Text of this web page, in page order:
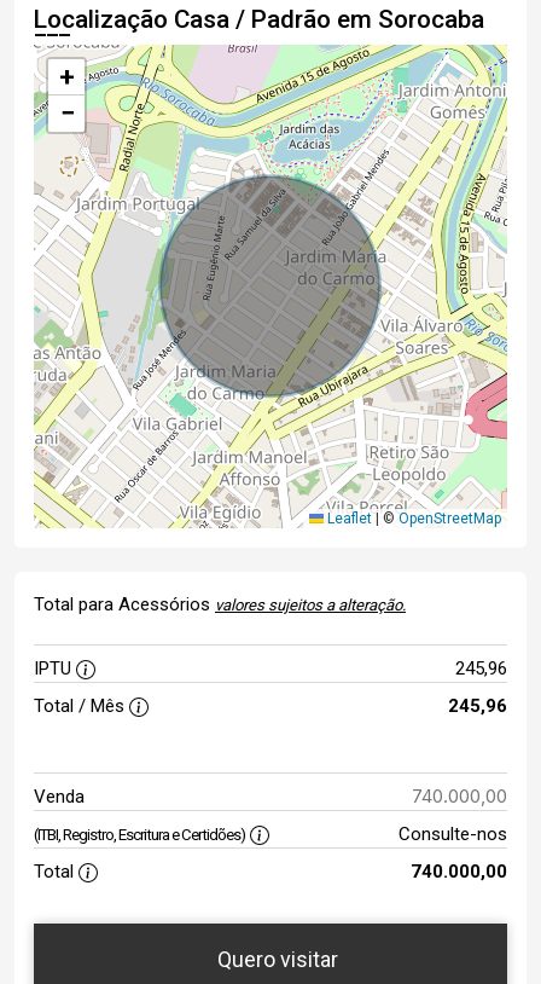
Localização Casa / Padrão em Sorocaba
+
−
Leaflet © OpenStreetMap
Total para Acessórios valores sujeitos a alteração.
IPTU
245,96
Total / Mês
245,96
Venda 740.000,00
(ITBI, Registro, Escritura e Certidões)
Consulte-nos
Total
740.000,00
Quero visitar